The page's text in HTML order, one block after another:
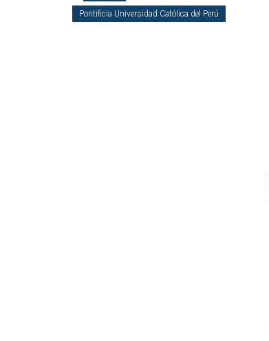
Pontificia Universidad Católica del Perú